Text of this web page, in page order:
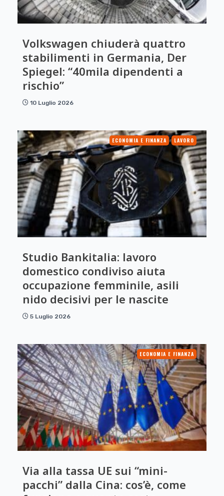
Volkswagen chiuderà quattro
stabilimenti in Germania, Der
Spiegel: “40mila dipendenti a
rischio”
10 Luglio 2026
ECONOMIA E FINANZA LAVORO
Studio Bankitalia: lavoro
domestico condiviso aiuta
occupazione femminile, asili
nido decisivi per le nascite
5 Luglio 2026
ECONOMIA E FINANZA
Via alla tassa UE sui “mini-
pacchi” dalla Cina: cos’è, come